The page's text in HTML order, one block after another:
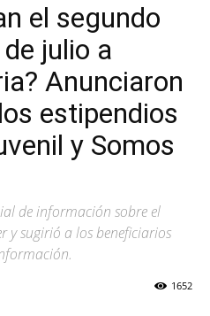
el segundo
julio a
Anunciaron
estipendios
y Somos
de información sobre el
y sugirió a los beneficiarios
1652